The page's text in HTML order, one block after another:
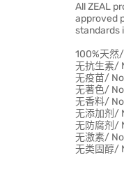
All ZEAL
approved
standards
100%天然
无抗生素/
无疫苗/
无著色/
无香料/
无添加剂/
无防腐剂/
无激素/
无类固醇/